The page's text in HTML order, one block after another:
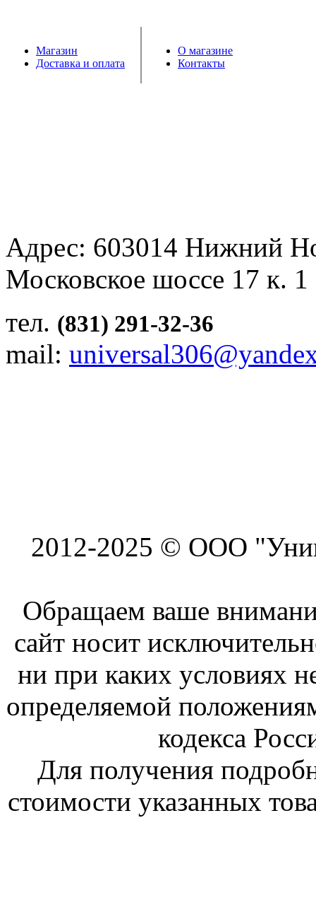
Магазин
Доставка и оплата
О магазине
Контакты
Адрес: 603014 Нижний
Московское шоссе 17 к.
тел. (831) 291-32-36
mail:
2012-2025 © ООО
Обращаем ваше
сайт носит
ни при каких условиях
определяемой
кодекса
Для получения
стоимости указанных